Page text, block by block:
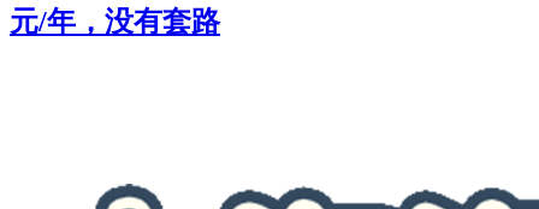
元/年，没有套路